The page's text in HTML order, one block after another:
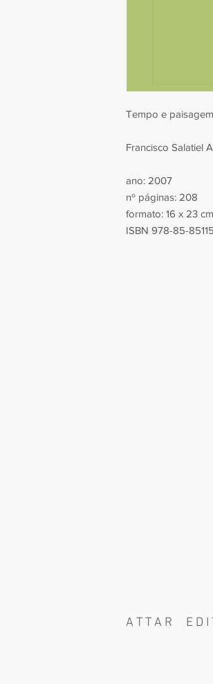
Tempo e
Francisco Salatiel
ano: 2007
nº páginas: 208
formato: 16 x 23 cm
ISBN 978-85-
A T T A R E D I